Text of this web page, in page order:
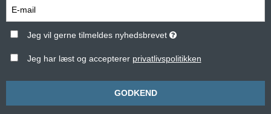
Jeg vil gerne tilmeldes nyhedsbrevet
Jeg har læst og accepterer privatlivspolitikken
GODKEND